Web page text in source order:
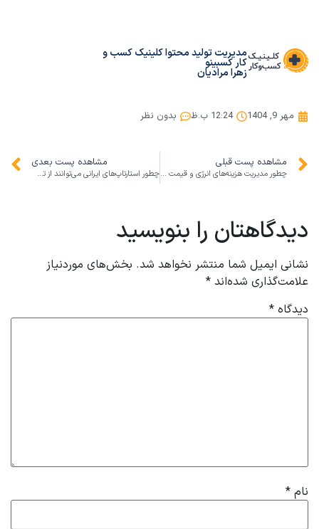
مدیریت تولید محتوا کلینیک کسب و
کار کسبینو
زهرا مرادیان
مهر 9, 1404 12:24 ب.ظ بدون نظر
مشاهده پست قبلی
چطور مدیریت هزینه‌های انرژی و قیمت سوخت حاشیه سود کسب‌وکارهای کوچک و متوسط ایرانی را افزایش می‌دهد؟
مشاهده پست بعدی
چطور استارتاپ‌های ایرانی می‌توانند از تغییر رفتار مصرف‌کننده و دیجیتال مارکتینگ در ۲۰۲۵ بیشترین سود را ببرند؟
دیدگاهتان را بنویسید
نشانی ایمیل شما منتشر نخواهد شد. بخش‌های موردنیاز
علامت‌گذاری شده‌اند *
دیدگاه *
نام *